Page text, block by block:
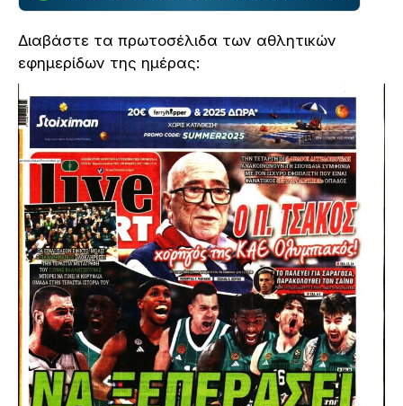
Διαβάστε τα πρωτοσέλιδα των αθλητικών
εφημερίδων της ημέρας: